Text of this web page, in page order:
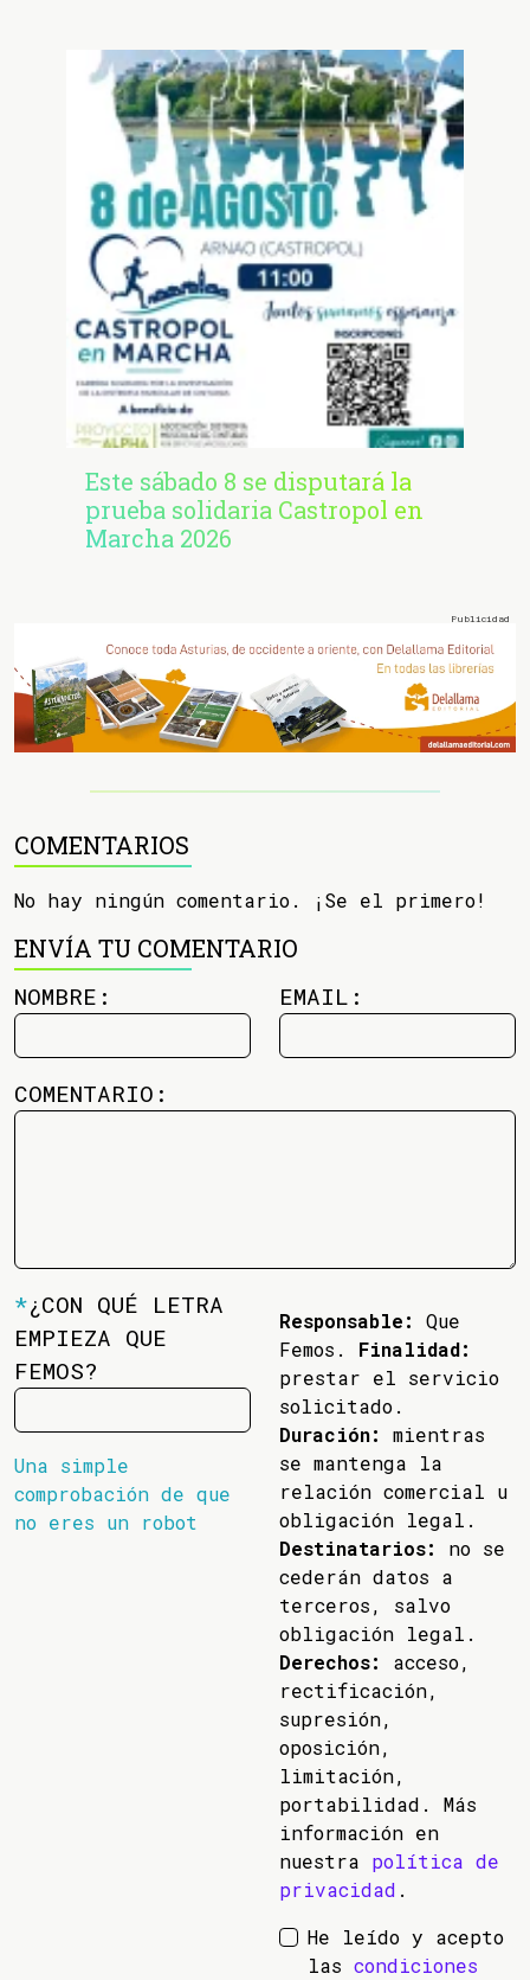
Este sábado 8 se disputará la
prueba solidaria Castropol en
Marcha 2026
COMENTARIOS
No hay ningún comentario. ¡Se el primero!
ENVÍA TU COMENTARIO
NOMBRE: EMAIL:
COMENTARIO:
*¿CON QUÉ LETRA
EMPIEZA QUE
FEMOS?
Una simple
comprobación de que
no eres un robot
Responsable:
Que
Femos. Finalidad:
prestar el servicio
solicitado.
Duración:
mientras
se mantenga la
relación comercial u
obligación legal.
Destinatarios:
no se
cederán datos a
terceros, salvo
obligación legal.
Derechos:
acceso,
rectificación,
supresión,
oposición,
limitación,
portabilidad. Más
información en
nuestra política de
privacidad .
He leído y acepto
las condiciones